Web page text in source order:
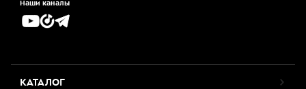
Наши каналы
КАТАЛОГ